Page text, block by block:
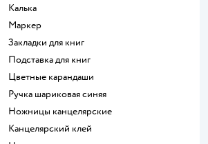
Калька
Маркер
Закладки для книг
Подставка для книг
Цветные карандаши
Ручка шариковая синяя
Ножницы канцелярские
Канцелярский клей